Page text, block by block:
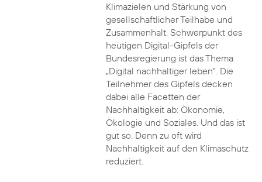
Klimazielen und Stärkung von
gesellschaftlicher Teilhabe und
Zusammenhalt. Schwerpunkt des
heutigen Digital-Gipfels der
Bundesregierung ist das Thema
„Digital nachhaltiger leben“. Die
Teilnehmer des Gipfels decken
dabei alle Facetten der
Nachhaltigkeit ab: Ökonomie,
Ökologie und Soziales. Und das ist
gut so. Denn zu oft wird
Nachhaltigkeit auf den Klimaschutz
reduziert.